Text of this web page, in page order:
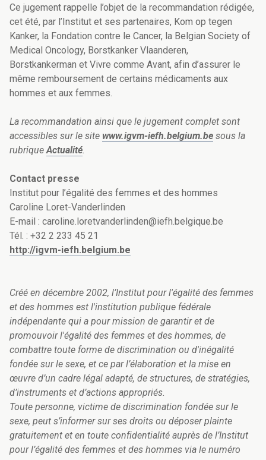
Ce jugement rappelle l’objet de la recommandation rédigée,
cet été, par l’Institut et ses partenaires, Kom op tegen
Kanker, la Fondation contre le Cancer, la Belgian Society of
Medical Oncology, Borstkanker Vlaanderen,
Borstkankerman et Vivre comme Avant, afin d’assurer le
même remboursement de certains médicaments aux
hommes et aux femmes.
La recommandation ainsi que le jugement complet sont
accessibles sur le site www.igvm-iefh.belgium.be sous la
rubriqueActualité.
Contact presse
Institut pour l’égalité des femmes et des hommes
Caroline Loret-Vanderlinden
E-mail : caroline.loretvanderlinden@iefh.belgique.be
Tél. : +32 2 233 45 21
http://igvm-iefh.belgium.be
Créé en décembre 2002, l’Institut pour l'égalité des femmes
et des hommes est l'institution publique fédérale
indépendante qui a pour mission de garantir et de
promouvoir l'égalité des femmes et des hommes, de
combattre toute forme de discrimination ou d'inégalité
fondée sur le sexe, et ce par l’élaboration et la mise en
œuvre d’un cadre légal adapté, de structures, de stratégies,
d’instruments et d’actions appropriés.
Toute personne, victime de discrimination fondée sur le
sexe, peut s’informer sur ses droits ou déposer plainte
gratuitement et en toute confidentialité auprès de l’Institut
pour l’égalité des femmes et des hommes via le numéro